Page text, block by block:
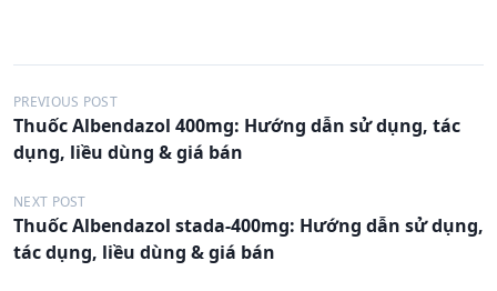
Đ
i
u
h
PREVIOUS POST
Thuốc Albendazol 400mg: Hướng dẫn sử dụng, tác
dụng, liều dùng & giá bán
NEXT POST
Thuốc Albendazol stada-400mg: Hướng dẫn sử dụng,
tác dụng, liều dùng & giá bán